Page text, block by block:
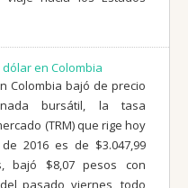
en Colombia
Colombia bajó de precio
bursátil, la tasa
(TRM) que rige hoy
2016 es de $3.047,99
bajó $8,07 pesos con
pasado viernes, todo